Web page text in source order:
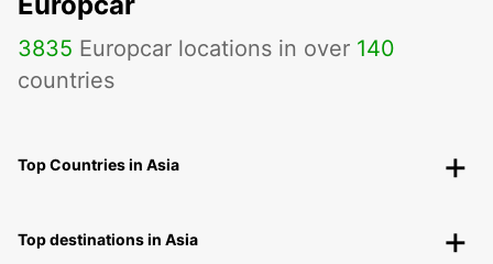
3835 Europcar locations in over 140
countries
Top Countries in Asia
Top destinations in Asia